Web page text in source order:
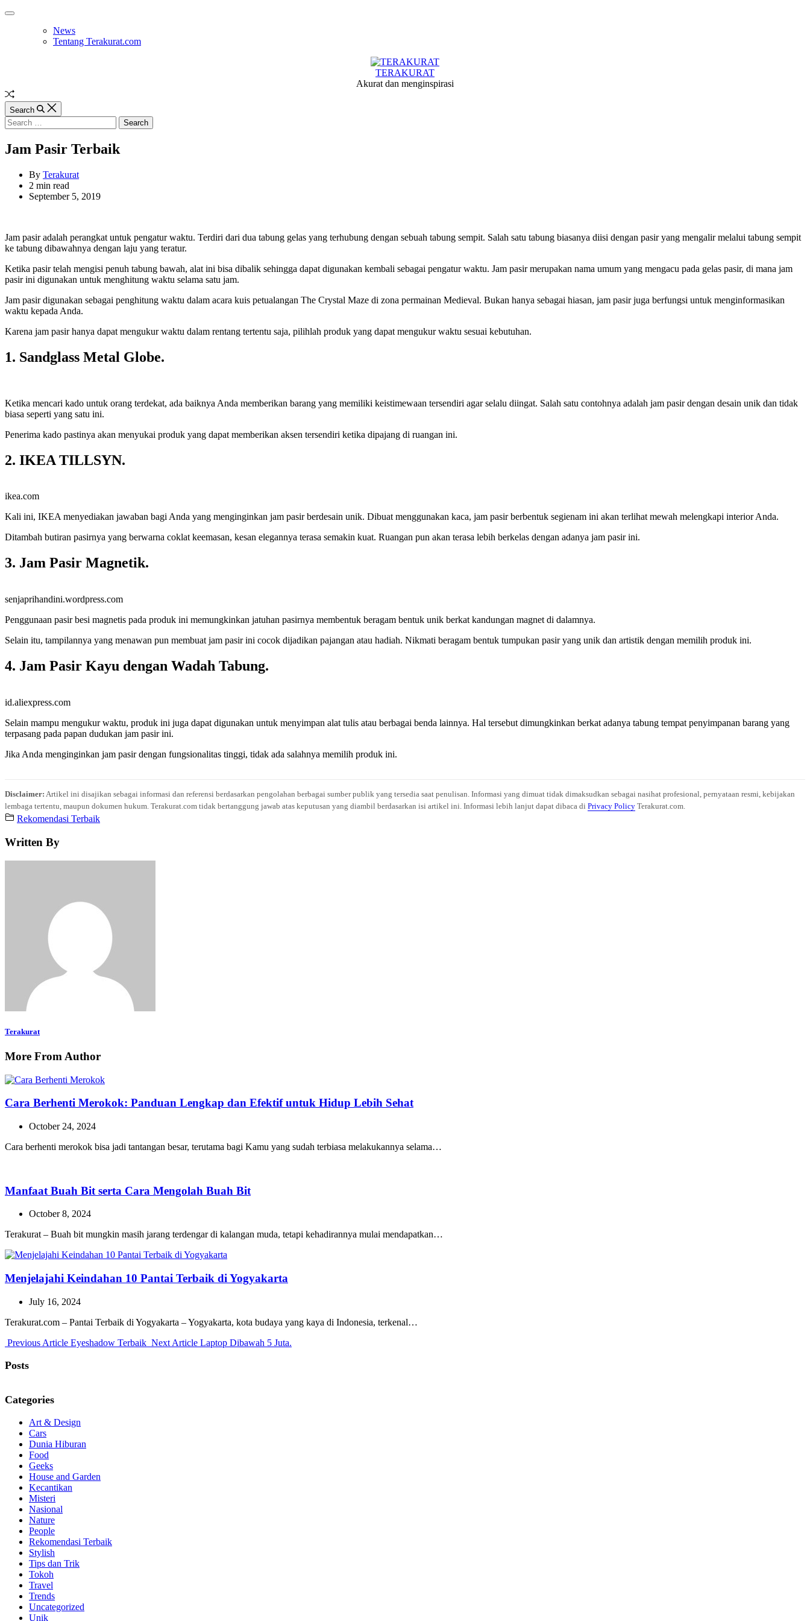
Skip
Off
News
Tentang Terakurat.com
TERAKURAT
Akurat dan menginspirasi
Random
Article
Search
Search
for:
Jam Pasir Terbaik
By Terakurat
Estimated
read
2 min read
September 5, 2019
Jam pasir adalah perangkat untuk pengatur waktu. Terdiri dari dua tabung gelas yang terhubung dengan sebuah tabung sempit. Salah satu tabung biasanya diisi dengan pasir yang mengalir melalui tabung sempit
ke tabung dibawahnya dengan laju yang teratur.
Ketika pasir telah mengisi penuh tabung bawah, alat ini bisa dibalik sehingga dapat digunakan kembali sebagai pengatur waktu. Jam pasir merupakan nama umum yang mengacu pada gelas pasir, di mana jam
pasir ini digunakan untuk menghitung waktu selama satu jam.
Jam pasir digunakan sebagai penghitung waktu dalam acara kuis petualangan The Crystal Maze di zona permainan Medieval. Bukan hanya sebagai hiasan, jam pasir juga berfungsi untuk menginformasikan
waktu kepada Anda.
Karena jam pasir hanya dapat mengukur waktu dalam rentang tertentu saja, pilihlah produk yang dapat mengukur waktu sesuai kebutuhan.
1. Sandglass Metal Globe.
Ketika mencari kado untuk orang terdekat, ada baiknya Anda memberikan barang yang memiliki keistimewaan tersendiri agar selalu diingat. Salah satu contohnya adalah jam pasir dengan desain unik dan tidak
biasa seperti yang satu ini.
Penerima kado pastinya akan menyukai produk yang dapat memberikan aksen tersendiri ketika dipajang di ruangan ini.
2. IKEA TILLSYN.
ikea.com
Kali ini, IKEA menyediakan jawaban bagi Anda yang menginginkan jam pasir berdesain unik. Dibuat menggunakan kaca, jam pasir berbentuk segienam ini akan terlihat mewah melengkapi interior Anda.
Ditambah butiran pasirnya yang berwarna coklat keemasan, kesan elegannya terasa semakin kuat. Ruangan pun akan terasa lebih berkelas dengan adanya jam pasir ini.
3. Jam Pasir Magnetik.
senjaprihandini.wordpress.com
Penggunaan pasir besi magnetis pada produk ini memungkinkan jatuhan pasirnya membentuk beragam bentuk unik berkat kandungan magnet di dalamnya.
Selain itu, tampilannya yang menawan pun membuat jam pasir ini cocok dijadikan pajangan atau hadiah. Nikmati beragam bentuk tumpukan pasir yang unik dan artistik dengan memilih produk ini.
4. Jam Pasir Kayu dengan Wadah Tabung.
id.aliexpress.com
Selain mampu mengukur waktu, produk ini juga dapat digunakan untuk menyimpan alat tulis atau berbagai benda lainnya. Hal tersebut dimungkinkan berkat adanya tabung tempat penyimpanan barang yang
terpasang pada papan dudukan jam pasir ini.
Jika Anda menginginkan jam pasir dengan fungsionalitas tinggi, tidak ada salahnya memilih produk ini.
Disclaimer: Artikel ini disajikan sebagai informasi dan referensi berdasarkan pengolahan berbagai sumber publik yang tersedia saat penulisan. Informasi yang dimuat tidak dimaksudkan sebagai nasihat profesional, pernyataan resmi, kebijakan
lembaga tertentu, maupun dokumen hukum. Terakurat.com tidak bertanggung jawab atas keputusan yang diambil berdasarkan isi artikel ini. Informasi lebih lanjut dapat dibaca di Privacy Policy Terakurat.com.
Rekomendasi Terbaik
Written By
Terakurat
More From Author
Cara Berhenti Merokok: Panduan Lengkap dan Efektif untuk Hidup Lebih Sehat
October 24, 2024
Cara berhenti merokok bisa jadi tantangan besar, terutama bagi Kamu yang sudah terbiasa melakukannya selama…
Manfaat Buah Bit serta Cara Mengolah Buah Bit
October 8, 2024
Terakurat – Buah bit mungkin masih jarang terdengar di kalangan muda, tetapi kehadirannya mulai mendapatkan…
Menjelajahi Keindahan 10 Pantai Terbaik di Yogyakarta
July 16, 2024
Terakurat.com – Pantai Terbaik di Yogyakarta – Yogyakarta, kota budaya yang kaya di Indonesia, terkenal…
Previous Article Previous
Eyeshadow Terbaik Next Article Next
Laptop Dibawah 5 Juta.
Posts
Categories
Art & Design
Cars
Dunia Hiburan
Food
Geeks
House and Garden
Kecantikan
Misteri
Nasional
Nature
People
Rekomendasi Terbaik
Stylish
Tips dan Trik
Tokoh
Travel
Trends
Uncategorized
Unik